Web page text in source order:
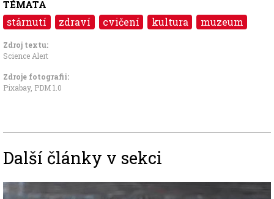
TÉMATA
stárnutí zdraví cvičení kultura muzeum
Zdroj textu:
Science Alert
Zdroje fotografii:
Pixabay, PDM 1.0
Další články v sekci
Image